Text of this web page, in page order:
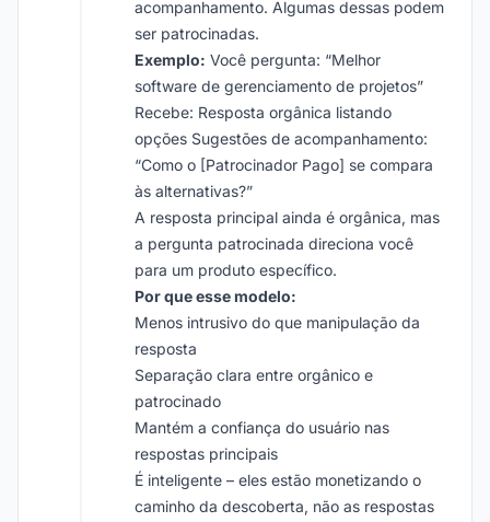
acompanhamento. Algumas dessas podem
ser patrocinadas.
Exemplo: Você pergunta: “Melhor
software de gerenciamento de projetos”
Recebe: Resposta orgânica listando
opções Sugestões de acompanhamento:
“Como o [Patrocinador Pago] se compara
às alternativas?”
A resposta principal ainda é orgânica, mas
a pergunta patrocinada direciona você
para um produto específico.
Por que esse modelo:
Menos intrusivo do que manipulação da
resposta
Separação clara entre orgânico e
patrocinado
Mantém a confiança do usuário nas
respostas principais
É inteligente – eles estão monetizando o
caminho da descoberta, não as respostas